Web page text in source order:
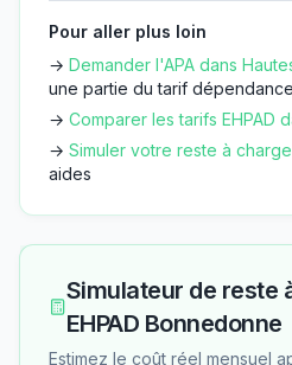
Pour aller plus loin
→ Demander l'APA dans
une partie du tarif dépendance
→ Comparer les tarifs EHPAD
→ Simuler votre reste à charge
aides
Simulateur de reste
EHPAD Bonnedonne
Estimez le coût réel mensuel